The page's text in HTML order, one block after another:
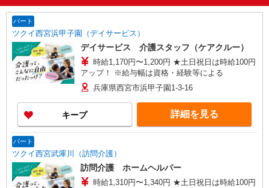
掲載期間終了
パート
ツクイ西宮浜甲子園（デイサービス）
デイサービス 介護スタッフ（ケアクルー）
時給1,170円〜1,200円 ★土日祝日は時給100円
アップ！ ※給与幅は資格・経験等による
兵庫県西宮市浜甲子園1-3-16
キープ 詳細を見る
パート
ツクイ西宮武庫川（訪問介護）
訪問介護 ホームヘルパー
時給1,310円〜1,340円 ★土日祝日は時給100円